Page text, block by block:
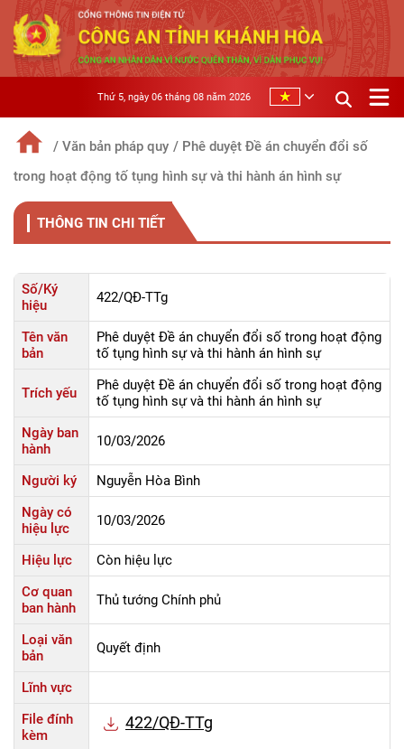
Thứ 5, ngày 06 tháng 08 năm 2026
/ Văn bản pháp quy / Phê duyệt Đề án chuyển đổi số
trong hoạt động tố tụng hình sự và thi hành án hình sự
THÔNG TIN CHI TIẾT
Số/Ký
hiệu
422/QÐ-TTg
Tên văn
bản
Phê duyệt Đề án chuyển đổi số trong hoạt động
tố tụng hình sự và thi hành án hình sự
Trích yếu
Phê duyệt Đề án chuyển đổi số trong hoạt động
tố tụng hình sự và thi hành án hình sự
Ngày ban
hành
10/03/2026
Người ký
Nguyễn Hòa Bình
Ngày có
hiệu lực
10/03/2026
Hiệu lực
Còn hiệu lực
Cơ quan
ban hành
Thủ tướng Chính phủ
Loại văn
bản
Quyết định
Lĩnh vực
File đính
kèm
422/QĐ-TTg